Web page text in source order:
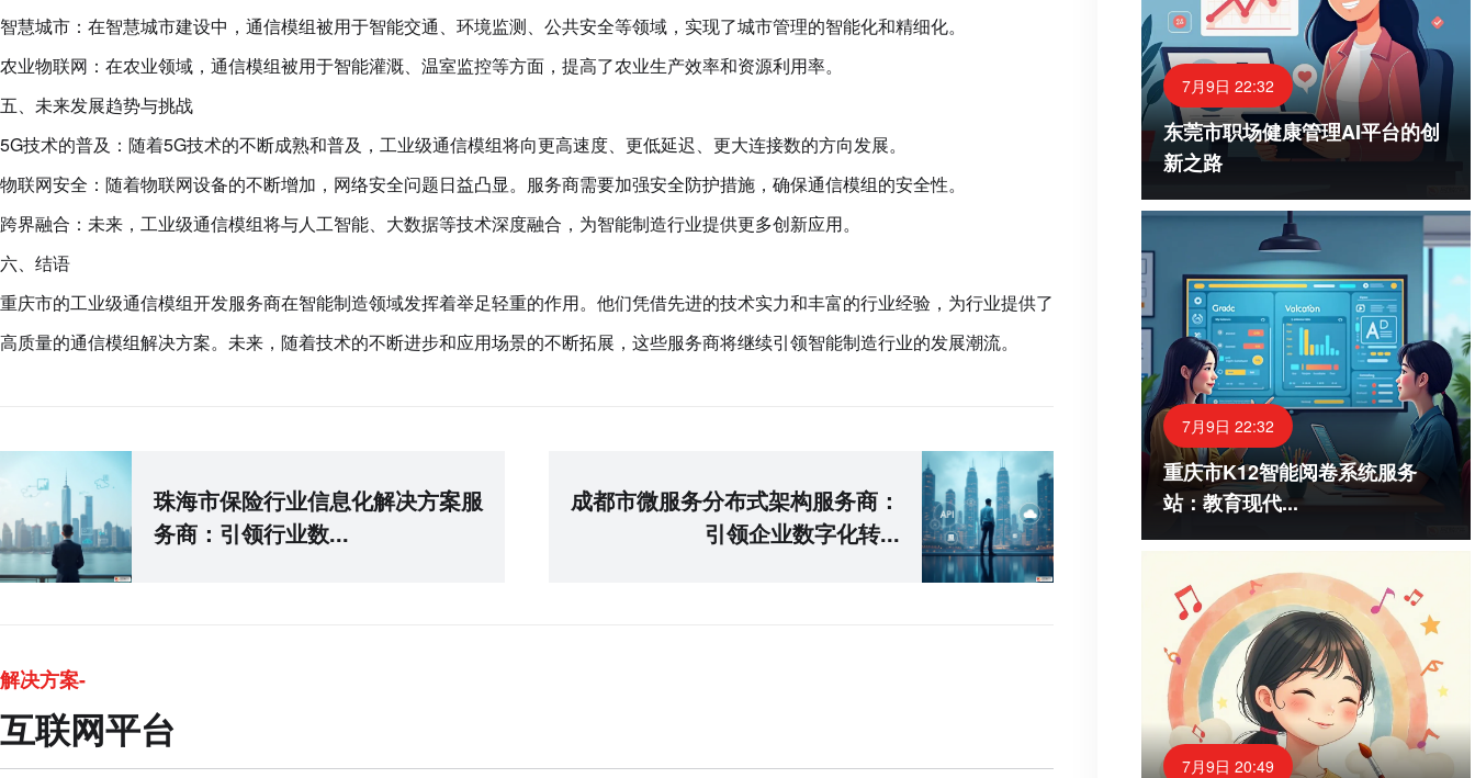
智慧城市：在智慧城市建设中，通信模组被用于智能交通、环境监测、公共安全等领域，实现了城市管理的智能化和精细化。
农业物联网：在农业领域，通信模组被用于智能灌溉、温室监控等方面，提高了农业生产效率和资源利用率。
五、未来发展趋势与挑战
5G技术的普及：随着5G技术的不断成熟和普及，工业级通信模组将向更高速度、更低延迟、更大连接数的方向发展。
物联网安全：随着物联网设备的不断增加，网络安全问题日益凸显。服务商需要加强安全防护措施，确保通信模组的安全性。
跨界融合：未来，工业级通信模组将与人工智能、大数据等技术深度融合，为智能制造行业提供更多创新应用。
六、结语
重庆市的工业级通信模组开发服务商在智能制造领域发挥着举足轻重的作用。他们凭借先进的技术实力和丰富的行业经验，为行业提供了
高质量的通信模组解决方案。未来，随着技术的不断进步和应用场景的不断拓展，这些服务商将继续引领智能制造行业的发展潮流。
珠海市保险行业信息化解决方案服
务商：引领行业数...
成都市微服务分布式架构服务商：
引领企业数字化转...
解决方案-
互联网平台
7月9日 22:32
东莞市职场健康管理AI平台的创
新之路
7月9日 22:32
重庆市K12智能阅卷系统服务
站：教育现代...
7月9日 20:49